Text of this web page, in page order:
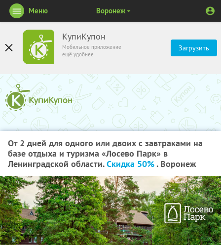
КупиКупон
Мобильное приложение
ещё удобнее
Загрузить
Меню Воронеж
От 2 дней для одного или двоих с завтраками на
базе отдыха и туризма «Лосево Парк» в
Ленинградской области.Скидка 50%. Воронеж